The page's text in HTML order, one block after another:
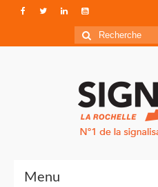
Rechercher
:
Menu